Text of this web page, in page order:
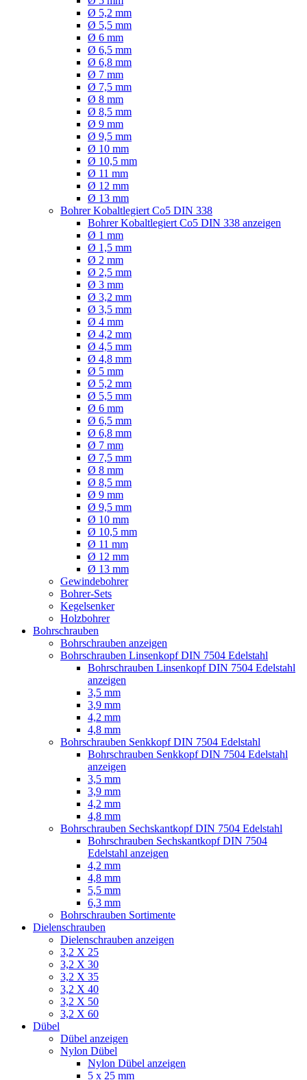
Ø 5,2 mm
Ø 5,5 mm
Ø 6 mm
Ø 6,5 mm
Ø 6,8 mm
Ø 7 mm
Ø 7,5 mm
Ø 8 mm
Ø 8,5 mm
Ø 9 mm
Ø 9,5 mm
Ø 10 mm
Ø 10,5 mm
Ø 11 mm
Ø 12 mm
Ø 13 mm
Bohrer Kobaltlegiert Co5 DIN 338
Bohrer Kobaltlegiert Co5 DIN 338 anzeigen
Ø 1 mm
Ø 1,5 mm
Ø 2 mm
Ø 2,5 mm
Ø 3 mm
Ø 3,2 mm
Ø 3,5 mm
Ø 4 mm
Ø 4,2 mm
Ø 4,5 mm
Ø 4,8 mm
Ø 5 mm
Ø 5,2 mm
Ø 5,5 mm
Ø 6 mm
Ø 6,5 mm
Ø 6,8 mm
Ø 7 mm
Ø 7,5 mm
Ø 8 mm
Ø 8,5 mm
Ø 9 mm
Ø 9,5 mm
Ø 10 mm
Ø 10,5 mm
Ø 11 mm
Ø 12 mm
Ø 13 mm
Gewindebohrer
Bohrer-Sets
Kegelsenker
Holzbohrer
Bohrschrauben
Bohrschrauben anzeigen
Bohrschrauben Linsenkopf DIN 7504 Edelstahl
Bohrschrauben Linsenkopf DIN 7504 Edelstahl
anzeigen
3,5 mm
3,9 mm
4,2 mm
4,8 mm
Bohrschrauben Senkkopf DIN 7504 Edelstahl
Bohrschrauben Senkkopf DIN 7504 Edelstahl
anzeigen
3,5 mm
3,9 mm
4,2 mm
4,8 mm
Bohrschrauben Sechskantkopf DIN 7504 Edelstahl
Bohrschrauben Sechskantkopf DIN 7504
Edelstahl anzeigen
4,2 mm
4,8 mm
5,5 mm
6,3 mm
Bohrschrauben Sortimente
Dielenschrauben
Dielenschrauben anzeigen
3,2 X 25
3,2 X 30
3,2 X 35
3,2 X 40
3,2 X 50
3,2 X 60
Dübel
Dübel anzeigen
Nylon Dübel
Nylon Dübel anzeigen
5 x 25 mm